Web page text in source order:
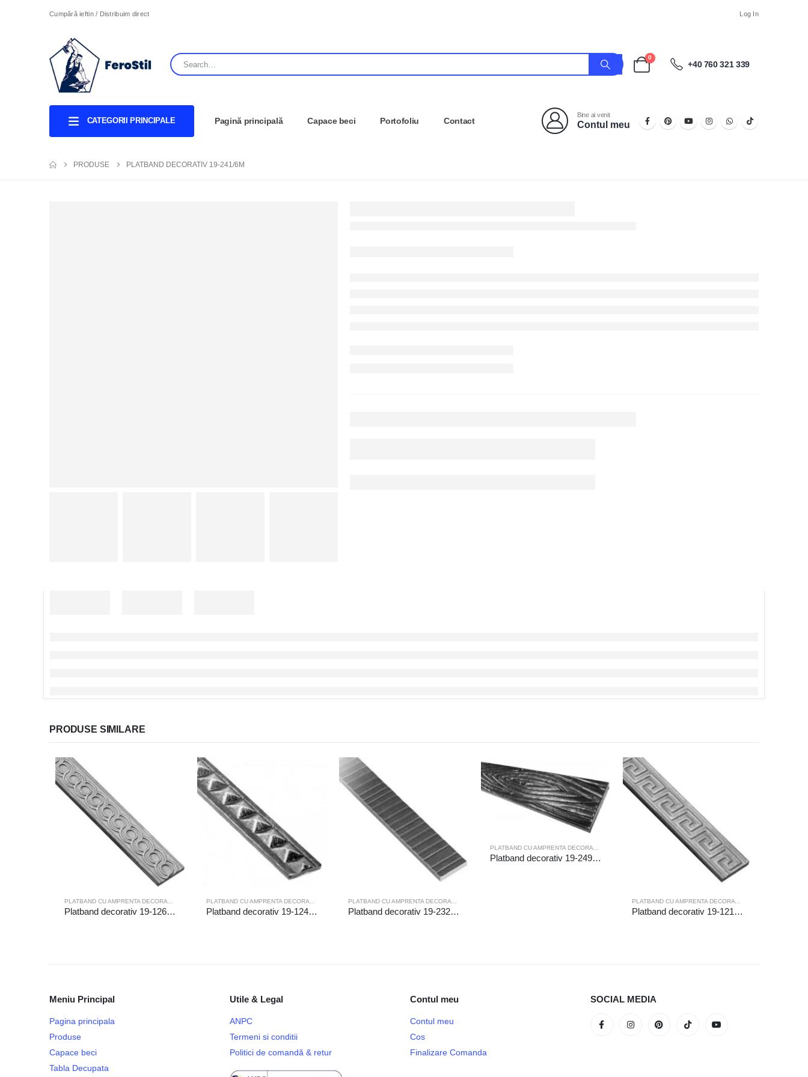
Cumpără ieftin / Distribuim direct Log In
0
+40 760 321 339
CATEGORII PRINCIPALE Pagină principală Capace beci Portofoliu Contact
Bine ai venit
Contul meu
PRODUSE PLATBAND DECORATIV 19-241/6M
PRODUSE SIMILARE
PLATBAND CU AMPRENTA DECORATIVA
Platband decorativ 19-126/6m
PLATBAND CU AMPRENTA DECORATIVA
Platband decorativ 19-124/3m
PLATBAND CU AMPRENTA DECORATIVA
Platband decorativ 19-232/1/6m
Platband decorativ 19-249/1/D/6m
PLATBAND CU AMPRENTA DECORATIVA
Platband decorativ 19-121/6m
Meniu Principal
Pagina principala
Produse
Capace beci
Tabla Decupata
Utile & Legal
ANPC
Termeni si conditii
Politici de comandă & retur
Contul meu
Contul meu
Cos
Finalizare Comanda
SOCIAL MEDIA